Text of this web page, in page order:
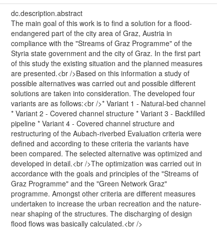
dc.description.abstract
The main goal of this work is to find a solution for a flood-
endangered part of the city area of Graz, Austria in
compliance with the "Streams of Graz Programme" of the
Styria state government and the city of Graz. In the first part
of this study the existing situation and the planned measures
are presented.<br />Based on this information a study of
possible alternatives was carried out and possible different
solutions are taken into consideration. The developed four
variants are as follows:<br />* Variant 1 - Natural-bed channel
* Variant 2 - Covered channel structure * Variant 3 - Backfilled
pipeline * Variant 4 - Covered channel structure and
restructuring of the Aubach-riverbed Evaluation criteria were
defined and according to these criteria the variants have
been compared. The selected alternative was optimized and
developed in detail.<br />The optimization was carried out in
accordance with the goals and principles of the "Streams of
Graz Programme" and the "Green Network Graz"
programme. Amongst other criteria are different measures
undertaken to increase the urban recreation and the nature-
near shaping of the structures. The discharging of design
flood flows was basically calculated.<br />